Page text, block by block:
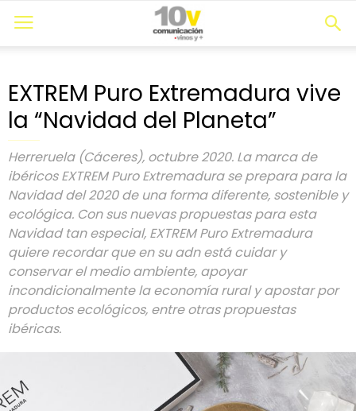
EXTREM Puro Extremadura vive
la “Navidad del Planeta”
Herreruela (Cáceres), octubre 2020. La marca de
ibéricos EXTREM Puro Extremadura se prepara para la
Navidad del 2020 de una forma diferente, sostenible y
ecológica. Con sus nuevas propuestas para esta
Navidad tan especial, EXTREM Puro Extremadura
quiere recordar que en su adn está cuidar y
conservar el medio ambiente, apoyar
incondicionalmente la economía rural y apostar por
productos ecológicos, entre otras propuestas
ibéricas.